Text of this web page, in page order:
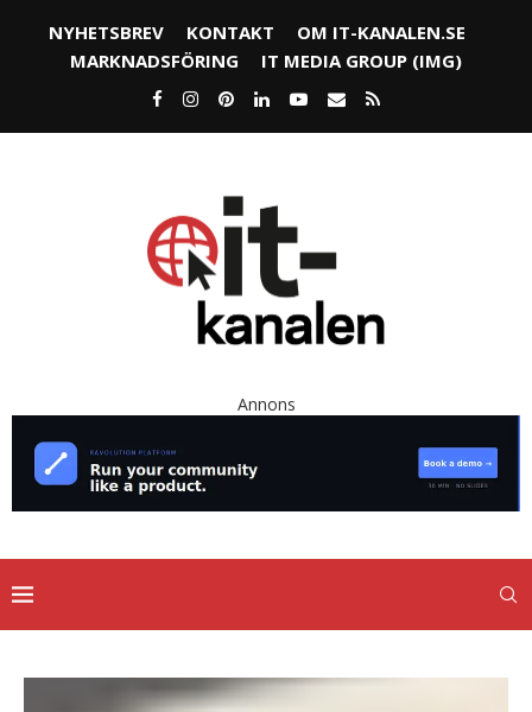
NYHETSBREV KONTAKT
OM IT-KANALEN.SE
MARKNADSFÖRING
IT MEDIA GROUP (IMG)
Annons